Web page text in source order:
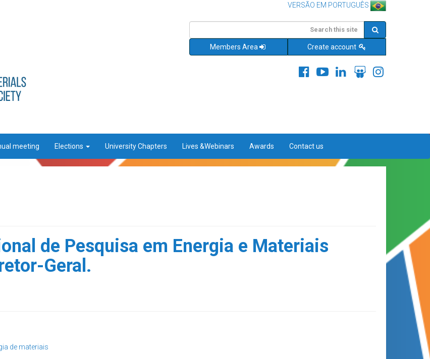
VERSÃO EM PORTUGUÊS
Members Area Create account
meeting Elections University Chapters Lives &Webinars Awards Contact us
de Pesquisa em Energia e Materiais
Geral.
de materiais